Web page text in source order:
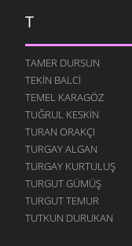
T
TAMER DURSUN
TEKIN BALCI
TEMEL KARAGÖZ
TUĞRUL KESKIN
TURAN ORAKÇI
TURGAY ALGAN
TURGAY KURTULUŞ
TURGUT GÜMÜŞ
TURGUT TEMUR
TUTKUN DURUKAN